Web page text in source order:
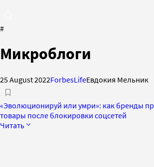
#
Микроблоги
25 August 2022ForbesLifeЕвдокия Мельник
«Эволюционируй или умри»: как бренды
товары после блокировки соцсетей
Читать